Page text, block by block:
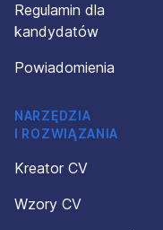
Regulamin dla
kandydatów
Powiadomienia
NARZĘDZIA
I ROZWIĄZANIA
Kreator CV
Wzory CV